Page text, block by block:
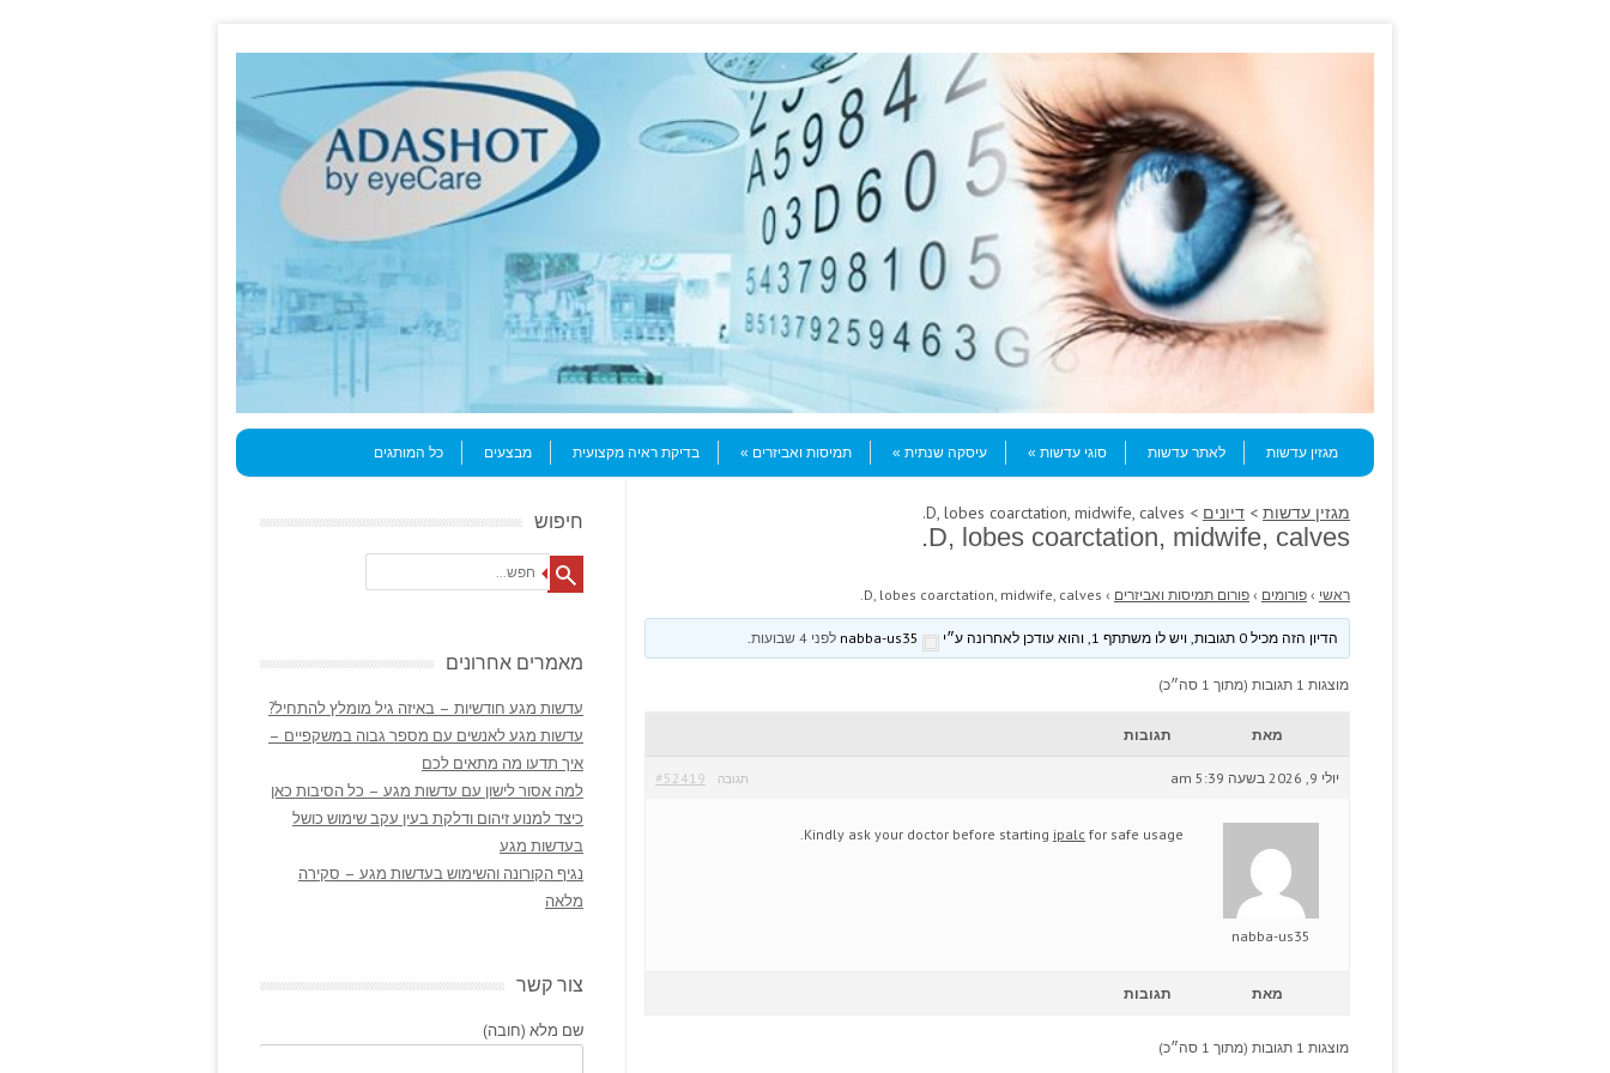
Menu
Skip to content
מגזין עדשות
לאתר עדשות סוגי עדשות עיסקה שנתית תמיסות ואביזרים בדיקת ראיה מקצועית מבצעים כל המותגים
מגזין עדשות > דיונים > D, lobes coarctation, midwife, calves.
D, lobes coarctation, midwife, calves.
ראשי › פורומים › פורום תמיסות ואביזרים ›
D, lobes coarctation, midwife, calves.
הדיון הזה מכיל 0 תגובות, ויש לו משתתף 1, והוא עודכן לאחרונה ע״י לפני 4 שבועות
מוצגות 1 תגובות (מתוך 1 סה״כ)
מאת תגובות
יולי 9, 2026 בשעה 5:39 am #52419 תגובה
nabba-us35
Kindly ask your doctor before starting ipalc for safe usage.
מאת תגובות
מוצגות 1 תגובות (מתוך 1 סה״כ)
חיפוש
Search
מאמרים אחרונים
עדשות מגע חודשיות – באיזה גיל מומלץ להתחיל?
עדשות מגע לאנשים עם מספר גבוה במשקפיים –
איך תדעו מה מתאים לכם
למה אסור לישון עם עדשות מגע – כל הסיבות כאן
כיצד למנוע זיהום ודלקת בעין עקב שימוש כושל
בעדשות מגע
נגיף הקורונה והשימוש בעדשות מגע – סקירה
מלאה
צור קשר
שם מלא (חובה)